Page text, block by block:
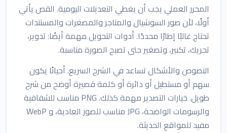
المحرر العملي يجب أن يغطي التعديلات اليومية. القص يأتي
أولًا، لأن صور السوشيال والمتاجر والمصغرات والمستندات
تحتاج غالبًا إطارًا محددًا. أدوات التحويل مهمة أيضًا: تدوير،
تحريك، تكبير، وتصغير حتى تصبح الصورة مناسبة.
النصوص والأشكال تساعد في الشرح السريع. أحيانًا يكون
سهم أو مستطيل أو دائرة أو كلمة قصيرة أوضح من شرح
طويل. خيارات التصدير مهمة كذلك. PNG مناسب للشفافية
والرسومات الواضحة، JPG مناسب للصور العادية، و WebP
مفيد للمواقع الحديثة.